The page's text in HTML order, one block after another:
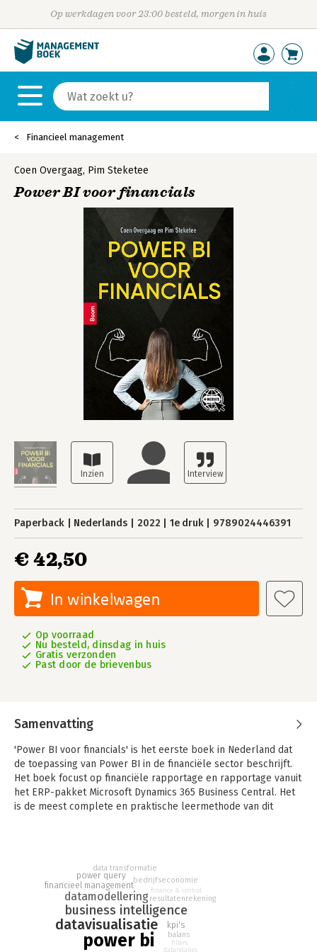
Op werkdagen voor 23:00 besteld, morgen in huis
Financieel management
Coen Overgaag, Pim Steketee
Power BI voor financials
Paperback Nederlands 2022 1e druk 9789024446391
€ 42,50
In winkelwagen
Op voorraad
Nu besteld, dinsdag in huis
Gratis verzonden
Past door de brievenbus
Samenvatting
'Power BI voor financials' is het eerste boek in Nederland dat
de toepassing van Power BI in de financiële sector beschrijft.
Het boek focust op financiële rapportage en rapportage vanuit
het ERP-pakket Microsoft Dynamics 365 Business Central. Het
is de meest complete en praktische leermethode van dit
Na een korte uitleg is het aan de student om financiële data tot
bruikbare informatie te transformeren. Zo kan de student het
geleerde direct in de opgaven toepassen. Aan bod komen de
rapportages en analyses van een handelsonderneming, een
productieonderneming en een dienstverlenende onderneming.
Het boek sluit af met een uitgebreide praktijkcasus, gebaseerd
power bi
datavisualisatie
business intelligence
datamodellering
kpi's
financieel management
power query
balans
data transformatie
bedrijfseconomie
resultatenrekening
filters
finance & control
datarelaties